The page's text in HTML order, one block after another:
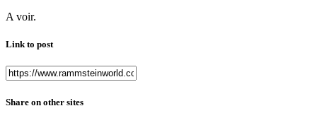
A voir.
Link to post
Share on other sites